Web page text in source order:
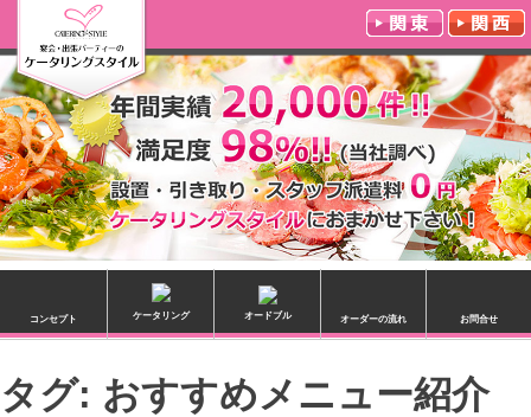
コンセプト ケータリング オードブル オーダーの流れ お問合せ
タグ: おすすめメニュー紹介